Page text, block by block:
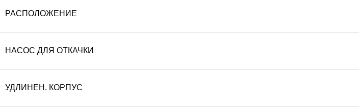
РАСПОЛОЖЕНИЕ
НАСОС ДЛЯ ОТКАЧКИ
УДЛИНЕН. КОРПУС